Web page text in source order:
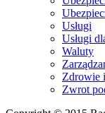
Usługi
Usługi
Waluty
Zdrowie
Zwrot